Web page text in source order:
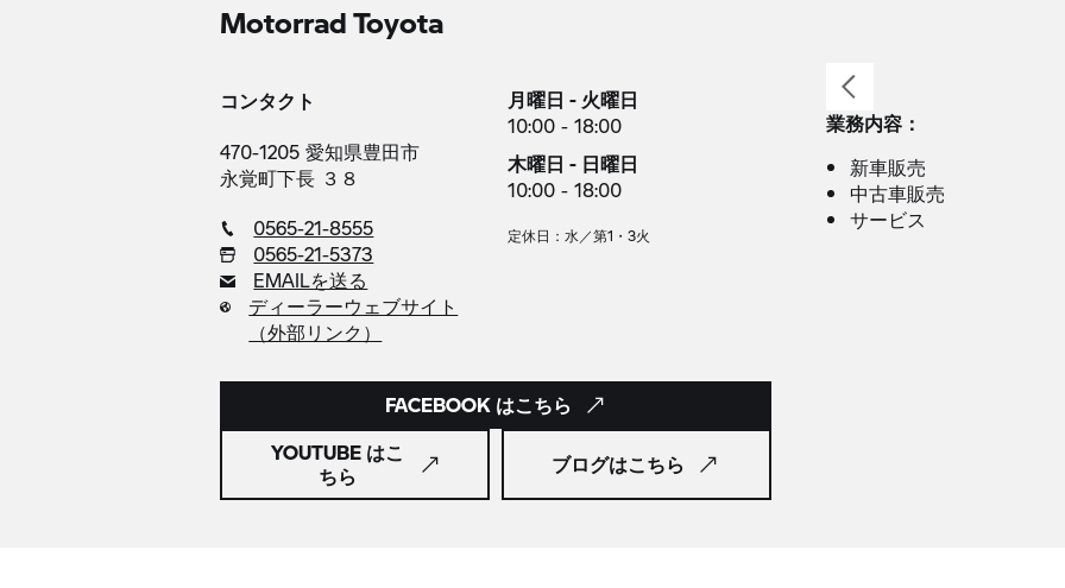
Motorrad Toyota
コンタクト
470-1205 愛知県豊田市
永覚町下長 ３８
0565-21-8555
0565-21-5373
EMAILを送る
ディーラーウェブサイト
（外部リンク）
月曜日 - 火曜日
10:00 - 18:00
木曜日 - 日曜日
10:00 - 18:00
定休日：水／第1・3火
FACEBOOK はこちら
YOUTUBE はこ
ちら
ブログはこちら
業務内容：
新車販売
中古車販売
サービス